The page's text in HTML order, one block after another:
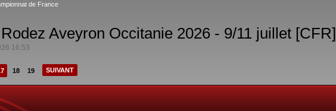
de France
Aveyron Occitanie 2026 - 9/11 juillet [CFR]
16:53
18 19 SUIVANT